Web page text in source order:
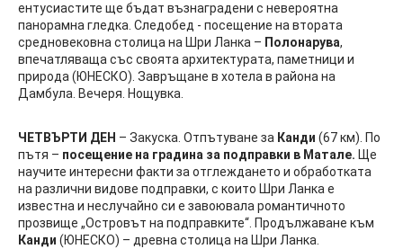
ентусиастите ще бъдат възнаградени с невероятна
панорамна гледка. Следобед - посещение на втората
средновековна столица на Шри Ланка – Полонарува,
впечатляваща със своята архитектурата, паметници и
природа (ЮНЕСКО). Завръщане в хотела в района на
Дамбула. Вечеря. Нощувка.
ЧЕТВЪРТИ ДЕН – Закуска. Отпътуване за Канди (67 км). По
пътя – посещение на градина за подправки в Матале. Ще
научите интересни факти за отглеждането и обработката
на различни видове подправки, с които Шри Ланка е
известна и неслучайно си е завоювала романтичното
прозвище „Островът на подправките“. Продължаване към
Канди (ЮНЕСКО) – древна столица на Шри Ланка.